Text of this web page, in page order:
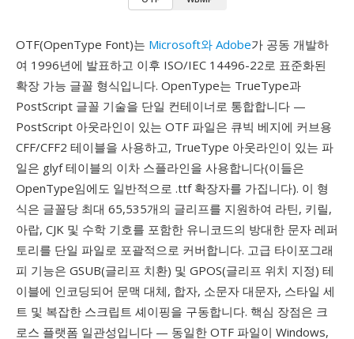
OTF(OpenType Font)는 Microsoft와 Adobe가 공동 개발하
여 1996년에 발표하고 이후 ISO/IEC 14496-22로 표준화된
확장 가능 글꼴 형식입니다. OpenType는 TrueType과
PostScript 글꼴 기술을 단일 컨테이너로 통합합니다 —
PostScript 아웃라인이 있는 OTF 파일은 큐빅 베지에 커브용
CFF/CFF2 테이블을 사용하고, TrueType 아웃라인이 있는 파
일은 glyf 테이블의 이차 스플라인을 사용합니다(이들은
OpenType임에도 일반적으로 .ttf 확장자를 가집니다). 이 형
식은 글꼴당 최대 65,535개의 글리프를 지원하여 라틴, 키릴,
아랍, CJK 및 수학 기호를 포함한 유니코드의 방대한 문자 레퍼
토리를 단일 파일로 포괄적으로 커버합니다. 고급 타이포그래
피 기능은 GSUB(글리프 치환) 및 GPOS(글리프 위치 지정) 테
이블에 인코딩되어 문맥 대체, 합자, 소문자 대문자, 스타일 세
트 및 복잡한 스크립트 셰이핑을 구동합니다. 핵심 장점은 크
로스 플랫폼 일관성입니다 — 동일한 OTF 파일이 Windows,